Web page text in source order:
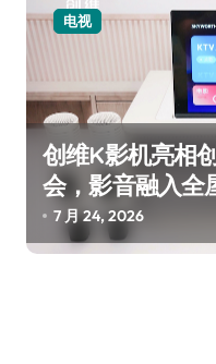
电视
创维K影机亮相
会，影音融入全
7 月 24, 2026